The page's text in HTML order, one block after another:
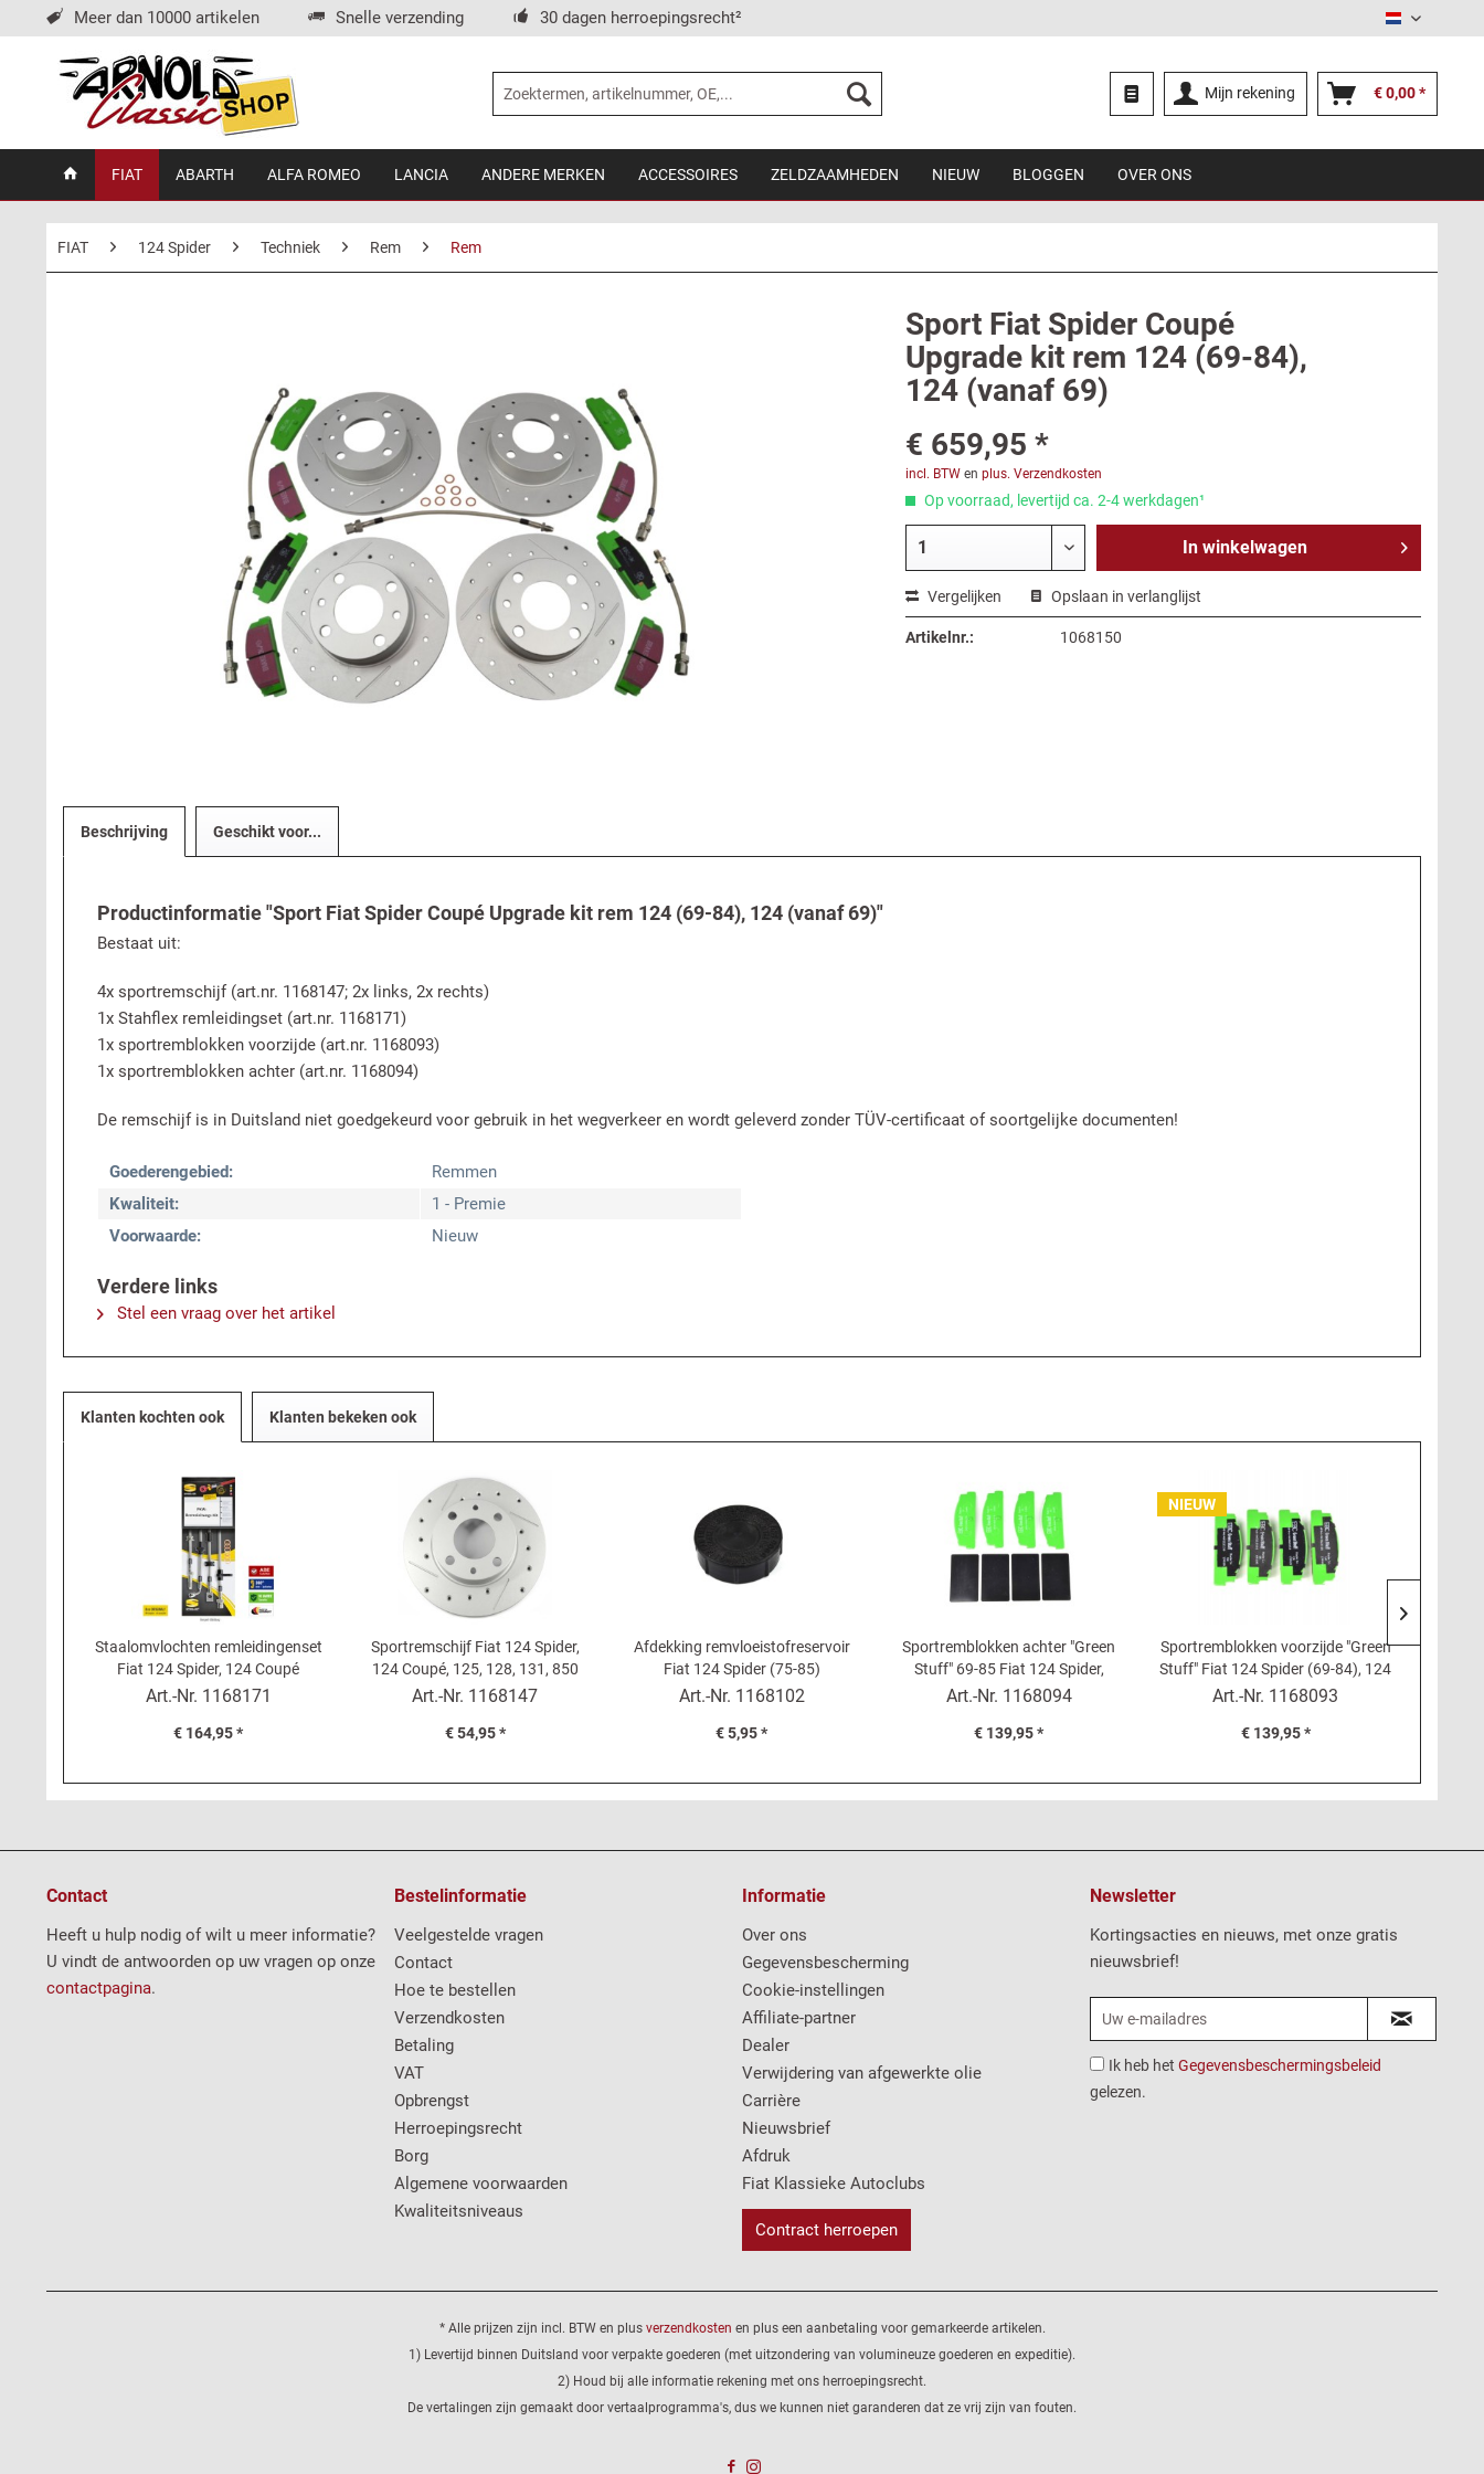
Meer dan 10000 artikelen Snelle verzending 30 dagen herroepingsrecht² Nederlands
Mijn rekening € 0,00 *
FIAT ABARTH ALFA ROMEO LANCIA ANDERE MERKEN ACCESSOIRES ZELDZAAMHEDEN NIEUW BLOGGEN OVER ONS
FIAT 124 Spider Techniek Rem Rem
Sport Fiat Spider Coupé
Upgrade kit rem 124 (69-84),
124 (vanaf 69)
€ 659,95 *
incl. BTWen plus. Verzendkosten
Op voorraad, levertijd ca. 2-4 werkdagen¹
In winkelwagen
Vergelijken Opslaan in verlanglijst
Artikelnr.: 1068150
Beschrijving Geschikt voor...
Productinformatie "Sport Fiat Spider Coupé Upgrade kit rem 124 (69-84), 124 (vanaf 69)"
Bestaat uit:
4x sportremschijf (art.nr. 1168147; 2x links, 2x rechts)
1x Stahflex remleidingset (art.nr. 1168171)
1x sportremblokken voorzijde (art.nr. 1168093)
1x sportremblokken achter (art.nr. 1168094)
De remschijf is in Duitsland niet goedgekeurd voor gebruik in het wegverkeer en wordt geleverd zonder TÜV-certificaat of soortgelijke documenten!
Goederengebied:
Remmen
Kwaliteit:
1 - Premie
Voorwaarde:
Nieuw
Verdere links
Stel een vraag over het artikel
Klanten kochten ook Klanten bekeken ook
Staalomvlochten remleidingenset
Fiat 124 Spider, 124 Coupé
Art.-Nr. 1168171
€ 164,95 *
Sportremschijf Fiat 124 Spider,
124 Coupé, 125, 128, 131, 850
Sport (zonder
Art.-Nr. 1168147
€ 54,95 *
Afdekking remvloeistofreservoir
Fiat 124 Spider (75-85)
Art.-Nr. 1168102
€ 5,95 *
Sportremblokken achter "Green
Stuff" 69-85 Fiat 124 Spider,
Coupé, 125, 128, X 1/9, 131, 132
Art.-Nr. 1168094
€ 139,95 *
NIEUW
Sportremblokken voorzijde "Green
Stuff" Fiat 124 Spider (69-84), 124
Coupé, 125, 127, 128, X 1/9,...
Art.-Nr. 1168093
€ 139,95 *
Contact
Heeft u hulp nodig of wilt u meer informatie?
U vindt de antwoorden op uw vragen op onze
contactpagina.
Bestelinformatie
Veelgestelde vragen
Contact
Hoe te bestellen
Verzendkosten
Betaling
VAT
Opbrengst
Herroepingsrecht
Borg
Algemene voorwaarden
Kwaliteitsniveaus
Informatie
Over ons
Gegevensbescherming
Cookie-instellingen
Affiliate-partner
Dealer
Verwijdering van afgewerkte olie
Carrière
Nieuwsbrief
Afdruk
Fiat Klassieke Autoclubs
Contract herroepen
Newsletter
Kortingsacties en nieuws, met onze gratis
nieuwsbrief!
Ik heb het Gegevensbeschermingsbeleid
gelezen.
* Alle prijzen zijn incl. BTW en plus verzendkosten en plus een aanbetaling voor gemarkeerde artikelen.
1) Levertijd binnen Duitsland voor verpakte goederen (met uitzondering van volumineuze goederen en expeditie).
2) Houd bij alle informatie rekening met ons herroepingsrecht.
De vertalingen zijn gemaakt door vertaalprogramma's, dus we kunnen niet garanderen dat ze vrij zijn van fouten.